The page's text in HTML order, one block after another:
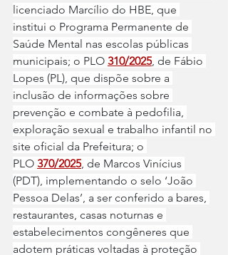
licenciado Marcílio do HBE, que
institui o Programa Permanente de
Saúde Mental nas escolas públicas
municipais; o PLO 310/2025, de Fábio
Lopes (PL), que dispõe sobre a
inclusão de informações sobre
prevenção e combate à pedofilia,
exploração sexual e trabalho infantil no
site oficial da Prefeitura; o
PLO 370/2025, de Marcos Vinícius
(PDT), implementando o selo ‘João
Pessoa Delas’, a ser conferido a bares,
restaurantes, casas noturnas e
estabelecimentos congêneres que
adotem práticas voltadas à proteção